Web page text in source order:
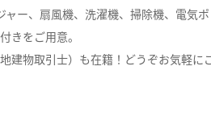
ー、扇風機、洗濯機、掃除機、電気
きをご用意。
物取引士）も在籍！どうぞお気軽に